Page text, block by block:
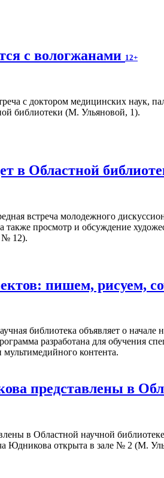
с вологжанами 12+
с доктором медицинских наук,
библиотеки (М. Ульяновой, 1).
в Областной
встреча молодежного
просмотр и обсуждение
№ 12).
пишем, рисуем,
библиотека объявляет о
разработана для обучения
контента.
представлены в
Юдникова открыта в зале № 2 (М.